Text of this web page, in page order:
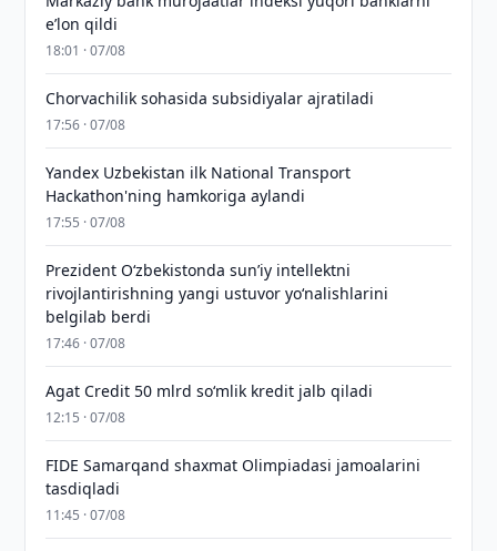
eʼlon qildi
18:01 · 07/08
Chorvachilik sohasida subsidiyalar ajratiladi
17:56 · 07/08
Yandex Uzbekistan ilk National Transport
Hackathon'ning hamkoriga aylandi
17:55 · 07/08
Prezident Oʻzbekistonda sunʼiy intellektni
rivojlantirishning yangi ustuvor yoʻnalishlarini
belgilab berdi
17:46 · 07/08
Agat Credit 50 mlrd so‘mlik kredit jalb qiladi
12:15 · 07/08
FIDE Samarqand shaxmat Olimpiadasi jamoalarini
tasdiqladi
11:45 · 07/08